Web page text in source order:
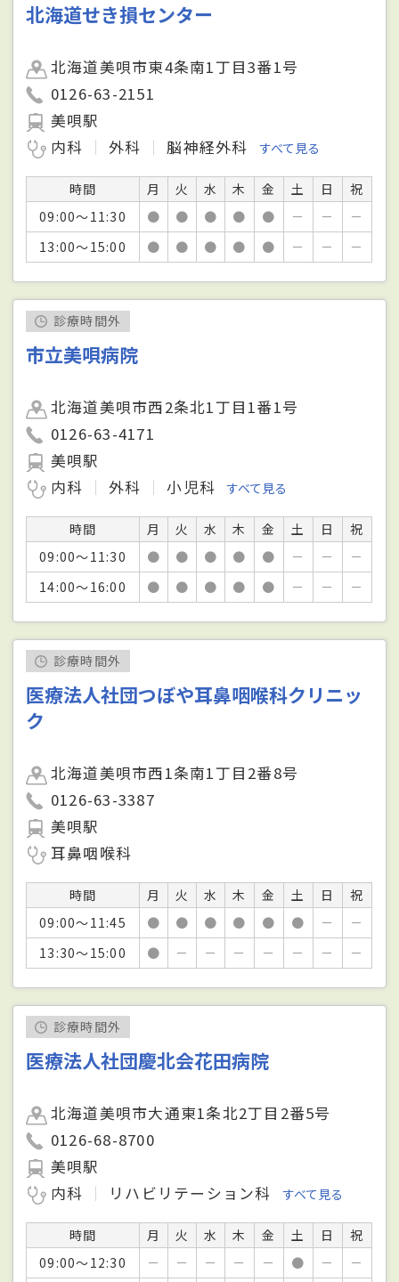
北海道せき損センター
北海道美唄市東4条南1丁目3番1号
0126-63-2151
美唄駅
内科
外科 脳神経外科 すべて見る
時間 月 火 水 木 金 土 日
祝
09:00～11:30
● ● ● ● ● － －
－
13:00～15:00
● ● ● ● ● － － －
診療時間外
市立美唄病院
北海道美唄市西2条北1丁目1番1号
0126-63-4171
美唄駅
内科
外科 小児科 すべて見る
時間 月 火 水 木 金 土 日
祝
09:00～11:30
● ● ● ● ● － －
－
14:00～16:00
● ● ● ● ● － － －
診療時間外
医療法人社団つぼや耳鼻咽喉科クリニッ
ク
北海道美唄市西1条南1丁目2番8号
0126-63-3387
美唄駅
耳鼻咽喉科
時間 月 火 水 木 金 土 日
祝
09:00～11:45
● ● ● ● ● ● －
－
13:30～15:00
● － － － － － － －
診療時間外
医療法人社団慶北会花田病院
北海道美唄市大通東1条北2丁目2番5号
0126-68-8700
美唄駅
内科
リハビリテーション科 すべて見る
時間 月 火 水 木 金 土 日
祝
09:00～12:30
－ － － － － ● －
－